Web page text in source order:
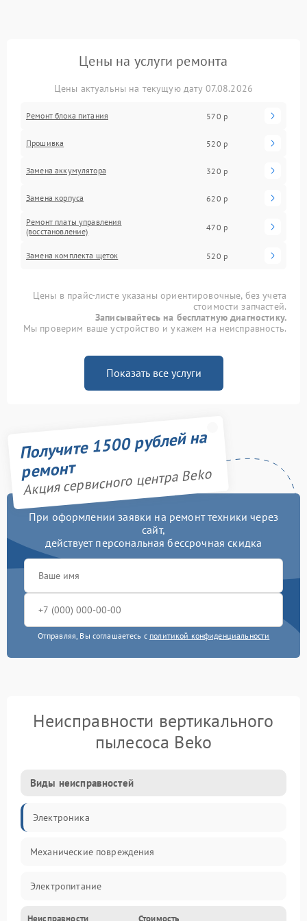
Цены на услуги ремонта
Цены актуальны на текущую дату 07.08.2026
Ремонт блока питания 570 р
Прошивка 520 р
Замена аккумулятора 320 р
Замена корпуса 620 р
Ремонт платы управления
(восстановление)
470 р
Замена комплекта щеток 520 р
Цены в прайс-листе указаны ориентировочные, без учета
стоимости запчастей.
Записывайтесь на бесплатную диагностику.
Мы проверим ваше устройство и укажем на неисправность.
Показать все услуги
Получите 1500 рублей на
ремонт
Акция сервисного центра Beko
При оформлении заявки на ремонт техники через
сайт,
действует персональная бессрочная скидка
Отправляя, Вы соглашаетесь с политикой конфиденциальности
Неисправности вертикального
пылесоса Beko
Виды неисправностей
Электроника
Механические повреждения
Электропитание